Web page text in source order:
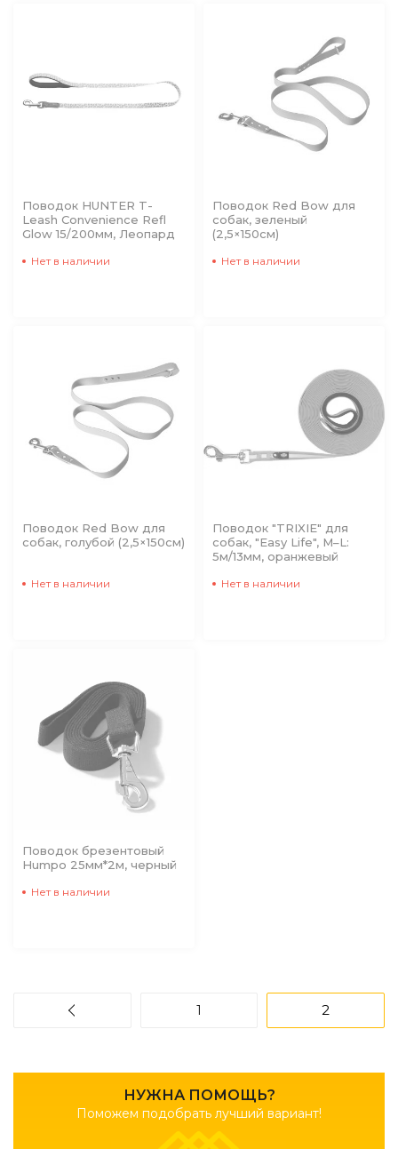
НУЖНА ПОМОЩЬ?
Поможем подобрать лучший вариант!
Поводок HUNTER T-
Leash Convenience Refl
Glow 15/200мм, Леопард
Нет в наличии
Поводок Red Bow для
собак, зеленый
(2,5×150см)
Нет в наличии
Поводок Red Bow для
собак, голубой (2,5×150см)
Нет в наличии
Поводок "TRIXIE" для
собак, "Easy Life", M–L:
5м/13мм, оранжевый
Нет в наличии
Поводок брезентовый
Humpo 25мм*2м, черный
Нет в наличии
1 2